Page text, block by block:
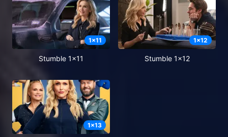
1x11
Stumble 1x11
1x12
Stumble 1x12
1x13